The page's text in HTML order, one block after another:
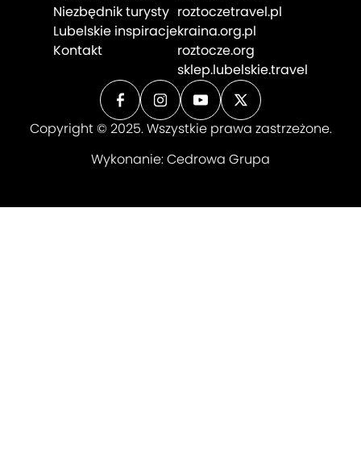
Niezbędnik turysty
Lubelskie inspiracje
Kontakt
roztoczetravel.pl
kraina.org.pl
roztocze.org
sklep.lubelskie.travel
Copyright © 2025. Wszystkie prawa zastrzeżone.
Wykonanie: Cedrowa Grupa